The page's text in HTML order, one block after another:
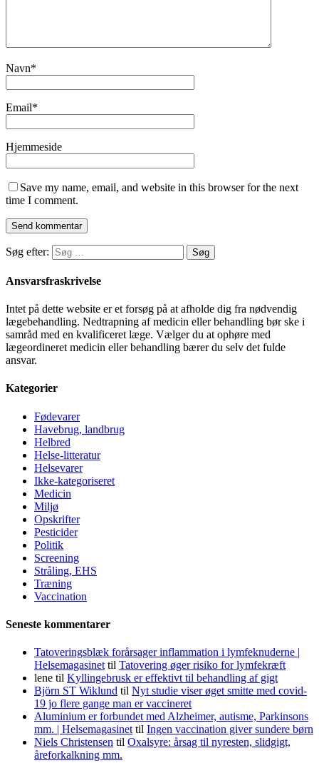
Navn*
Email*
Hjemmeside
Save my name, email, and website in this browser for the next
time I comment.
Søg efter:
Ansvarsfraskrivelse
Intet på dette website er et forsøg på at afholde dig fra nødvendig
lægebehandling. Nedtrapning af medicin eller behandling bør ske i
samråd med en kvalificeret læge. Vælger du at ophøre med
lægeordineret medicin eller behandling bærer du selv det fulde
ansvar.
Kategorier
Fødevarer
Havebrug, landbrug
Helbred
Helse-litteratur
Helsevarer
Ikke-kategoriseret
Medicin
Miljø
Opskrifter
Pesticider
Politik
Screening
Stråling, EHS
Træning
Vaccination
Seneste kommentarer
Tatoveringsblæk forårsager inflammation i lymfeknuderne |
Helsemagasinet til Tatovering øger risiko for lymfekræft
lene til Kyllingebrusk er effektivt til behandling af gigt
Björn ST Wiklund til Nyt studie viser øget smitte med covid-
19 jo flere gange man er vaccineret
Aluminium er forbundet med Alzheimer, autisme, Parkinsons
mm. | Helsemagasinet til Ingen vaccination giver sundere børn
Niels Christensen til Oxalsyre: årsag til nyresten, slidgigt,
åreforkalkning mm.